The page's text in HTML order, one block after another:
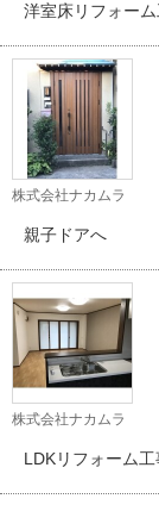
洋室床リフォー
株式会社ナカムラ
親子ドアへ
株式会社ナカムラ
LDKリフォーム工